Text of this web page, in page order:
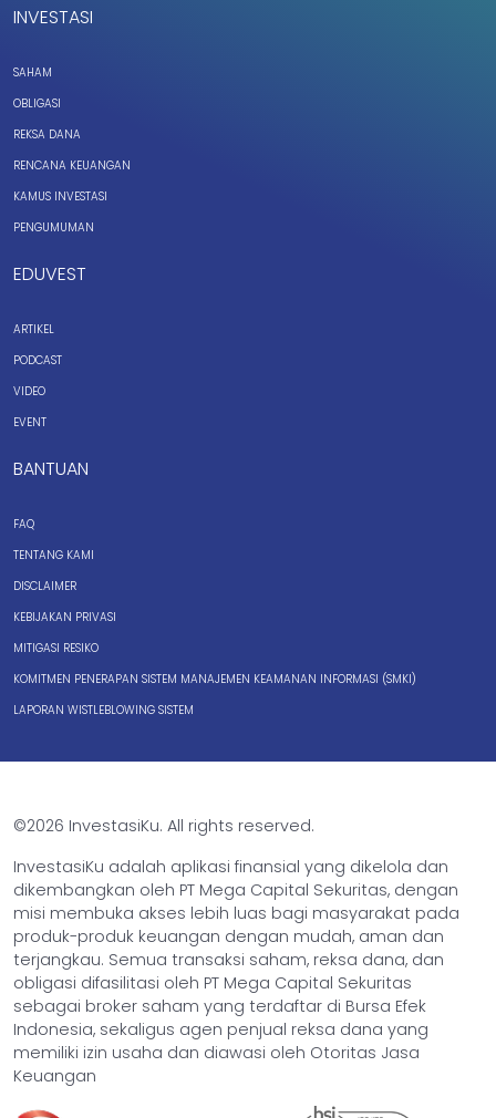
INVESTASI
SAHAM
OBLIGASI
REKSA DANA
RENCANA KEUANGAN
KAMUS INVESTASI
PENGUMUMAN
EDUVEST
ARTIKEL
PODCAST
VIDEO
EVENT
BANTUAN
FAQ
TENTANG KAMI
DISCLAIMER
KEBIJAKAN PRIVASI
MITIGASI RESIKO
KOMITMEN PENERAPAN SISTEM MANAJEMEN KEAMANAN INFORMASI (SMKI)
LAPORAN WISTLEBLOWING SISTEM
©2026 InvestasiKu. All rights reserved.
InvestasiKu adalah aplikasi finansial yang dikelola dan
dikembangkan oleh PT Mega Capital Sekuritas, dengan
misi membuka akses lebih luas bagi masyarakat pada
produk-produk keuangan dengan mudah, aman dan
terjangkau. Semua transaksi saham, reksa dana, dan
obligasi difasilitasi oleh PT Mega Capital Sekuritas
sebagai broker saham yang terdaftar di Bursa Efek
Indonesia, sekaligus agen penjual reksa dana yang
memiliki izin usaha dan diawasi oleh Otoritas Jasa
Keuangan